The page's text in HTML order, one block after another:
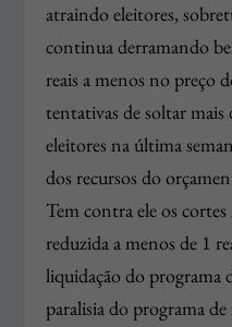
atraindo eleitores,
continua derramando
reais a menos no preço
tentativas de soltar
eleitores na última
dos recursos do
Tem contra ele os
reduzida a menos de 1
liquidação do programa
paralisia do programa